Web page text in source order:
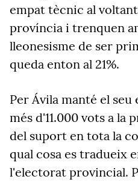
empat tècnic al
província i trenquen
lleonesisme de ser
queda enton al 21%.
Per Ávila manté el
més d'11.000 vots a la
del suport en tota la
qual cosa es tradueix
l'electorat provincial.